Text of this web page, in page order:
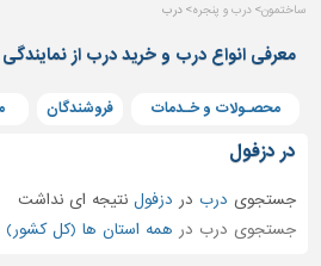
های
بتنی
و
پنجره
ساختمانی
ساختمون درب و پنجره درب
معرفی انواع درب و خرید درب از
محصـولات و خـدمات فروشندگان
در دزفول
جستجوی درب در دزفول نتیجه ای نداشت
جستجوی درب در همه استان ها (کل کشور)